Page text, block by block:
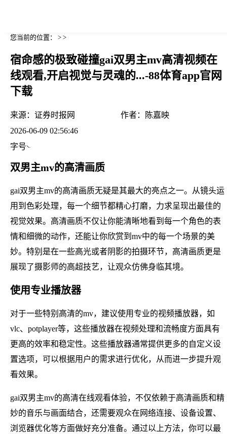
您当前的位置： > >
宿命感的极致碰撞gai双男主mv高清视频在
线观看,开启视觉与灵魂的...-88体育app官网
下载
来源： 证券时报网 作者：
陈嘉映
2026-06-09 02:56:46
字号
双男主mv的高清画质
gai双男主mv的高清画质无疑是其最大的亮点之一。从镜头运
用到色彩处理，每一个细节都精心打磨，力求呈现出最佳的
视觉效果。高清画质不仅让你能清晰地看到每一个角色的表
情和细微的动作，还能让你欣赏到mv中的每一个场景的美
妙。特别是在一些高光或者阴影的拍摄环节，高清画质更是
展现了摄影师的高超技艺，让观众仿佛身临其境。
使用专业播放器
对于一些特别高清的mv，建议使用专业的视频播放器，如
vlc、potplayer等，这些播放器在视频处理和流畅度方面具有
更高的效率和稳定性。这些播放器通常提供更多的自定义设
置选项，可以根据用户的需求进行优化，从而进一步提升观
看效果。
gai双男主mv的高清在线观看体验，不仅依赖于高清画质和精
妙的音乐与画面结合，还需要观众在网络连接、设备设置、
浏览器优化等方面做好充分准备。通过以上方法，你可以最